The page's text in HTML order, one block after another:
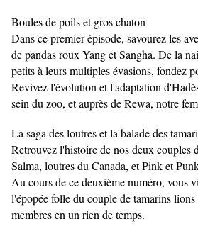
Boules de poils et gros chaton
Dans ce premier épisode, savourez les
de pandas roux Yang et Sangha. De la
petits à leurs multiples évasions, fondez
Revivez l'évolution et l'adaptation
sein du zoo, et auprès de Rewa, notre
La saga des loutres et la balade des
Retrouvez l'histoire de nos deux couples
Salma, loutres du Canada, et Pink et
Au cours de ce deuxième numéro, vous
l'épopée folle du couple de tamarins lions
membres en un rien de temps.